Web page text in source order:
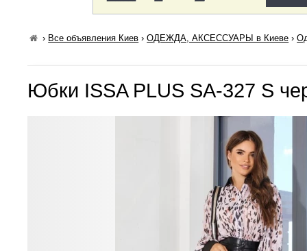
› Все объявления Киев ›ОДЕЖДА, АКСЕССУАРЫ в Киеве ›
Юбки ISSA PLUS SA-327 S